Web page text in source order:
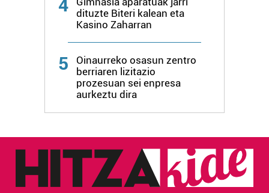
zure baimena Cookieen adierazpenean.
zerbitzuak hobetzeko asmoz, cookie teknologiaz
baliatzen gara. Ohar hau onartuz gero, teknologia hori
erabiltzeko baimen esplizitua ematen diguzu.
4
dituzte Biteri kalean eta
Kasino Zaharran
5
Oinaurreko osasun zentro
berriaren lizitazio
prozesuan sei enpresa
aurkeztu dira